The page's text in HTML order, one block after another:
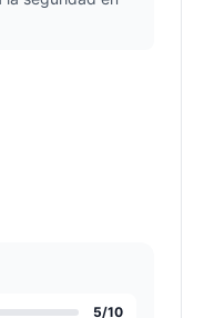
5/10